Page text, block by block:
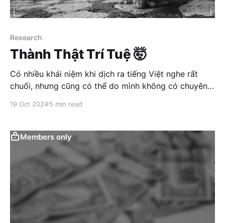
Research
Thành Thật Trí Tuệ 🤯
Có nhiều khái niệm khi dịch ra tiếng Việt nghe rất
chuối, nhưng cũng có thể do mình không có chuyên
nhưng vẫn cố chấp viết lách. Nhưng thôi, chuyện đó
19 Oct 20245 min read
Members only